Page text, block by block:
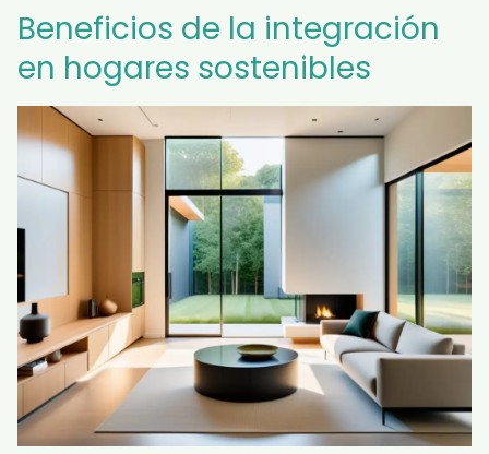
Beneficios de la integración
en hogares sostenibles